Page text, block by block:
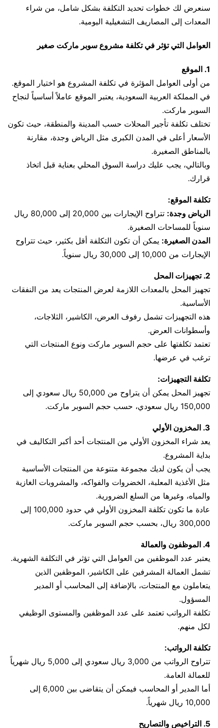
سنعرض لك خطوات تحديد التكلفة بشكل شامل، من شراء
المعدات إلى المصاريف التشغيلية اليومية.
العوامل التي تؤثر في تكلفة مشروع سوبر ماركت صغير
1. الموقع
من أولى العوامل المؤثرة في تكلفة المشروع هو اختيار الموقع.
في المملكة العربية السعودية، يعتبر الموقع عاملاً أساسياً لنجاح
السوبر ماركت.
تختلف تكلفة تأجير المحلات حسب المدينة والمنطقة، حيث تكون
الأسعار أعلى في المدن الكبرى مثل الرياض وجدة، مقارنة
بالمناطق الصغيرة.
وبالتالي، يجب عليك دراسة السوق المحلي بعناية قبل اتخاذ
قرارك.
تكلفة الموقع:
الرياض وجدة:
تتراوح الإيجارات بين 20,000 إلى 80,000 ريال
سنوياً للمساحات الصغيرة.
المدن الصغيرة: يمكن أن تكون التكلفة أقل بكثير، حيث تتراوح
الإيجارات من 10,000 إلى 30,000 ريال سنوياً.
2. تجهيزات المحل
تجهيز المحل بالمعدات اللازمة لعرض المنتجات يعد من النفقات
الأساسية.
هذه التجهيزات تشمل رفوف العرض، الكاشير، الثلاجات،
وأسطوانات العرض.
تعتمد تكلفتها على حجم السوبر ماركت ونوع المنتجات التي
ترغب في عرضها.
تكلفة التجهيزات:
تجهيز المحل يمكن أن يتراوح من 50,000 ريال سعودي إلى
150,000 ريال سعودي، حسب حجم السوبر ماركت.
3. المخزون الأولي
يعد شراء المخزون الأولي من المنتجات أحد أكبر التكاليف في
بداية المشروع.
يجب أن يكون لديك مجموعة متنوعة من المنتجات الأساسية
مثل الأغذية المعلبة، الخضروات والفواكه، والمشروبات الغازية
والمياه، وغيرها من السلع الضرورية.
عادة ما تكون تكلفة المخزون الأولي في حدود 100,000 إلى
300,000 ريال، بحسب حجم السوبر ماركت.
4. الموظفون والعمالة
يعتبر عدد الموظفين من العوامل التي تؤثر في التكلفة الشهرية.
تشمل العمالة المشرفين على الكاشير، الموظفين الذين
يتعاملون مع المنتجات، بالإضافة إلى المحاسب أو المدير
المسؤول.
تكلفة الرواتب تعتمد على عدد الموظفين والمستوى الوظيفي
لكل منهم.
تكلفة الرواتب:
تتراوح الرواتب من 3,000 ريال سعودي إلى 5,000 ريال شهرياً
للعمالة العامة.
أما المدير أو المحاسب فيمكن أن يتقاضى بين 6,000 إلى
10,000 ريال شهرياً.
5. التراخيص والتصاريح